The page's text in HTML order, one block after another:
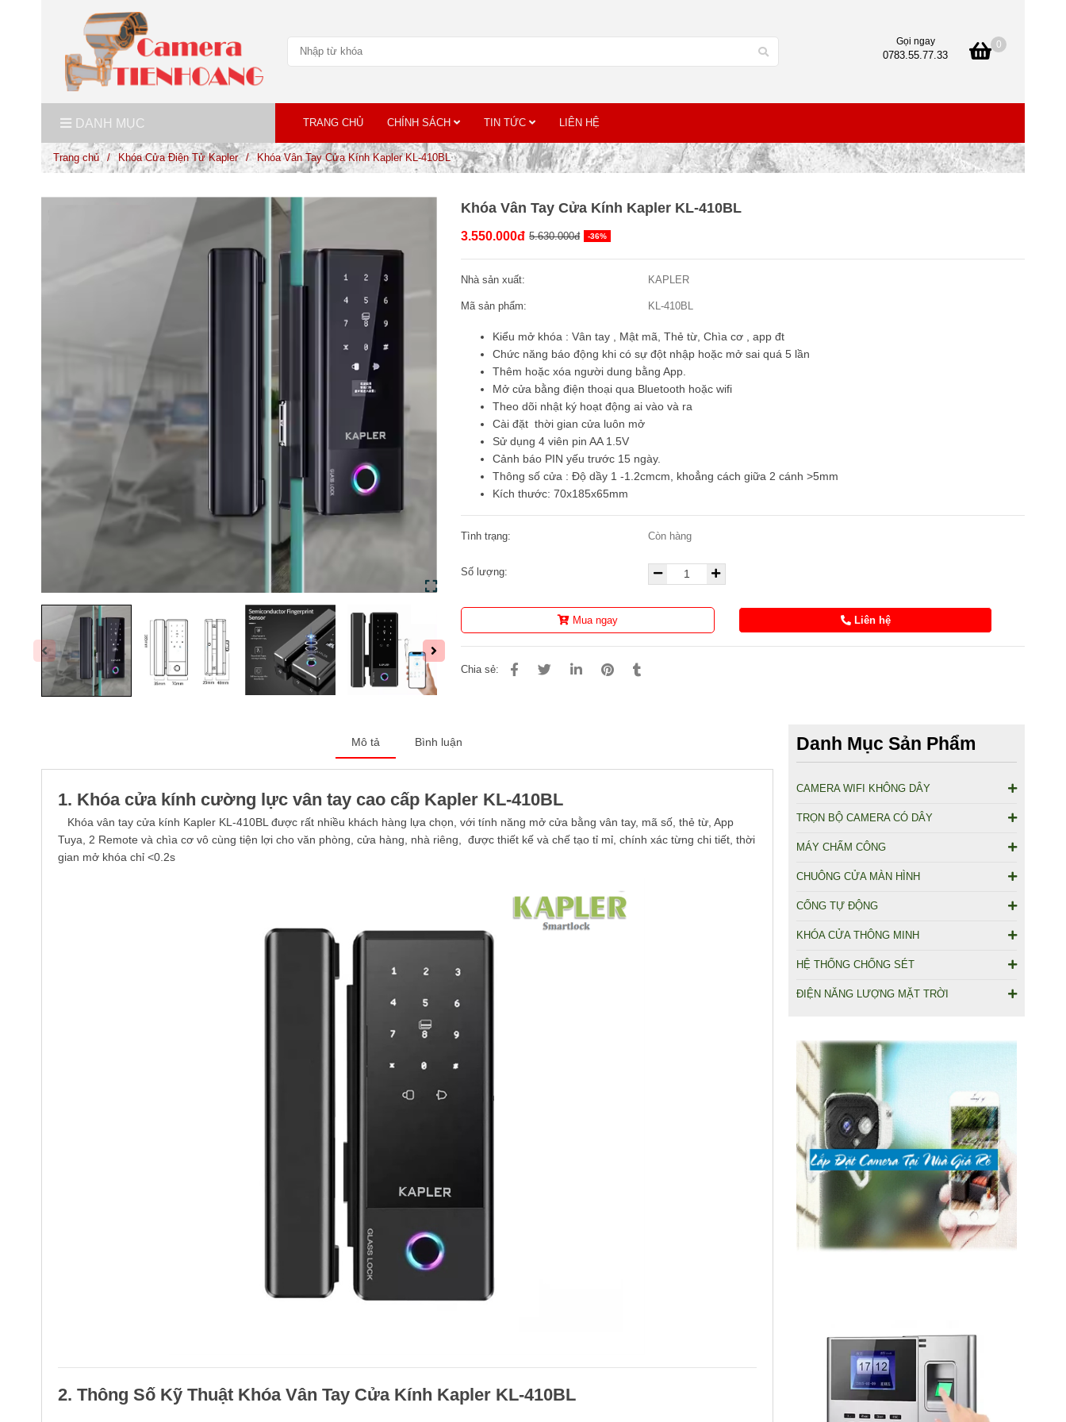
Gọi ngay
0783.55.77.33
0
DANH MỤC TRANG CHỦ CHÍNH SÁCH TIN TỨC LIÊN HỆ
Trang chủ / Khóa Cửa Điện Tử Kapler / Khóa Vân Tay Cửa Kính Kapler KL-410BL
Khóa Vân Tay Cửa Kính Kapler KL-410BL
3.550.000đ 5.630.000đ -36%
Nhà sản xuất: KAPLER
Mã sản phẩm: KL-410BL
Kiểu mở khóa : Vân tay , Mật mã, Thẻ từ, Chìa cơ , app đt
Chức năng báo động khi có sự đột nhập hoặc mở sai quá 5 lần
Thêm hoặc xóa người dung bằng App.
Mở cửa bằng điện thoại qua Bluetooth hoặc wifi
Theo dõi nhật ký hoạt động ai vào và ra
Cài đặt thời gian cửa luôn mở
Sử dụng 4 viên pin AA 1.5V
Cảnh báo PIN yếu trước 15 ngày.
Thông số cửa : Độ dầy 1 -1.2cmcm, khoẳng cách giữa 2 cánh >5mm
Kích thước: 70x185x65mm
Tình trạng: Còn hàng
Số lượng:
Mua ngay Liên hệ
Chia sẻ:
Mô tả Bình luận
1. Khóa cửa kính cường lực vân tay cao cấp Kapler KL-410BL
Khóa vân tay cửa kính Kapler KL-410BL được rất nhiều khách hàng lựa chọn, với tính năng mở cửa bằng vân tay, mã số, thẻ từ, App
Tuya, 2 Remote và chìa cơ vô cùng tiện lợi cho văn phòng, cửa hàng, nhà riêng, được thiết kế và chế tạo tỉ mỉ, chính xác từng chi tiết, thời
gian mở khóa chỉ <0.2s
2. Thông Số Kỹ Thuật Khóa Vân Tay Cửa Kính Kapler KL-410BL
Danh Mục Sản Phẩm
CAMERA WIFI KHÔNG DÂY
TRỌN BỘ CAMERA CÓ DÂY
MÁY CHẤM CÔNG
CHUÔNG CỬA MÀN HÌNH
CỔNG TỰ ĐỘNG
KHÓA CỬA THÔNG MINH
HỆ THỐNG CHỐNG SÉT
ĐIỆN NĂNG LƯỢNG MẶT TRỜI